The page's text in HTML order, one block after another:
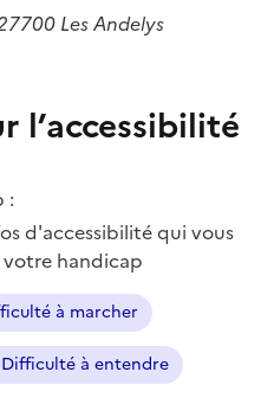
Les Andelys
l’accessibilité
:
d'accessibilité qui vous
handicap
à marcher
Difficulté à entendre